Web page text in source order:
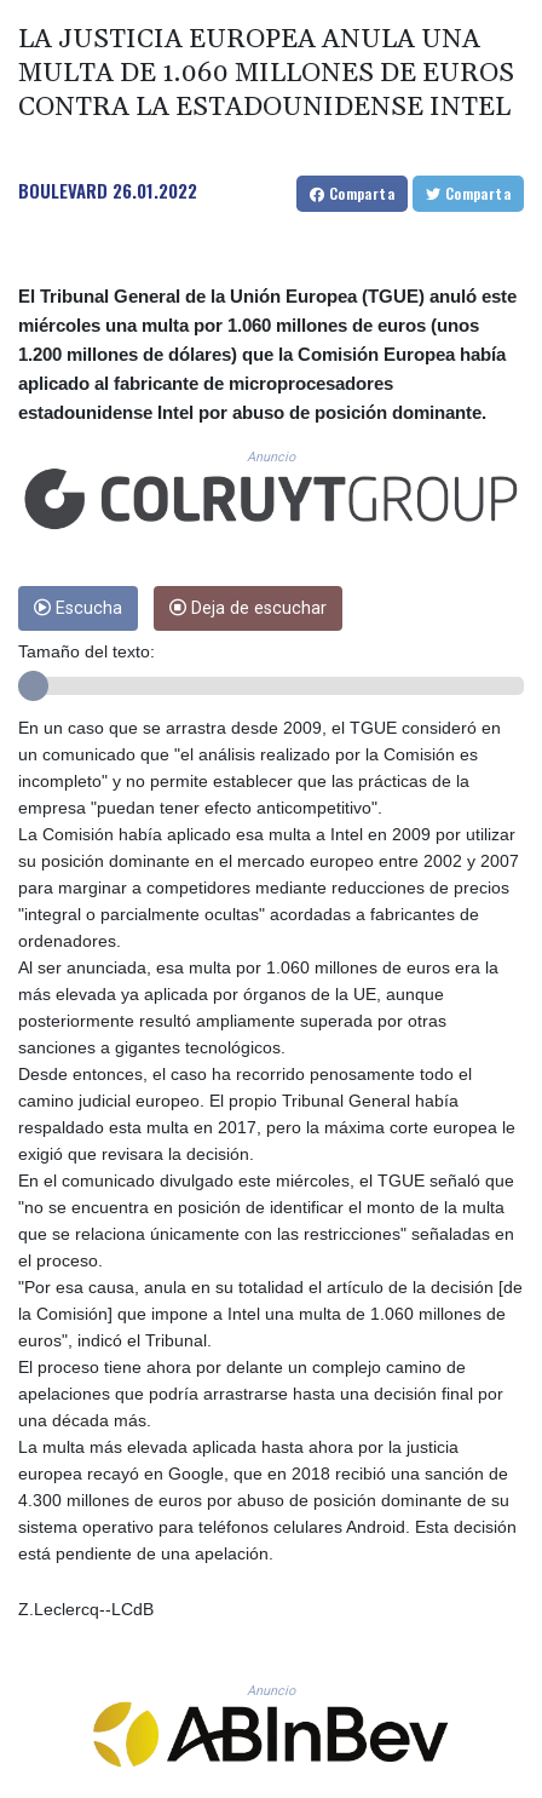
CLP 1055.440971
CNY 7.777463
CNH 7.774433
COP 3641.932253
CUC 1.152379
CUP 30.538041
DKK 7.475499
DOP 67.275332
DZD 153.346558
EGP 57.370946
ERN 17.285684
FJD 2.551309
FKP 0.856496
GBP 0.85733
GHS 13.570757
GIP 0.856496
GNF 10139.201975
GYD 241.539903
HKD 9.040442
HNL 30.944652
HRK 7.534482
HTG 150.95029
HUF 366.519917
IDR 20604.535143
ILS 3.465739
INR 109.762882
IQD 1512.462949
IRR
1584348.162378
ISK 142.411184
JEP 0.856496
JMD 183.008911
JPY 182.503455
KES 149.119782
KGS 100.775889
KMF 492.065825
KRW 1633.531568
KYD 0.962162
KZT 541.02372
LBP
103388.630514
LKR 387.81603
LRD 208.397567
LSL 18.831591
MDL 20.088564
MGA 4963.869122
MKD 61.548176
LA JUSTICIA EUROPEA ANULA UNA
MULTA DE 1.060 MILLONES DE EUROS
CONTRA LA ESTADOUNIDENSE INTEL
BOULEVARD 26.01.2022 Comparta Comparta
El Tribunal General de la Unión Europea (TGUE) anuló este
miércoles una multa por 1.060 millones de euros (unos
1.200 millones de dólares) que la Comisión Europea había
aplicado al fabricante de microprocesadores
estadounidense Intel por abuso de posición dominante.
Anuncio
Escucha Deja de escuchar
Tamaño del texto:
En un caso que se arrastra desde 2009, el TGUE consideró en
un comunicado que "el análisis realizado por la Comisión es
incompleto" y no permite establecer que las prácticas de la
empresa "puedan tener efecto anticompetitivo".
La Comisión había aplicado esa multa a Intel en 2009 por utilizar
su posición dominante en el mercado europeo entre 2002 y 2007
para marginar a competidores mediante reducciones de precios
"integral o parcialmente ocultas" acordadas a fabricantes de
ordenadores.
Al ser anunciada, esa multa por 1.060 millones de euros era la
más elevada ya aplicada por órganos de la UE, aunque
posteriormente resultó ampliamente superada por otras
sanciones a gigantes tecnológicos.
Desde entonces, el caso ha recorrido penosamente todo el
camino judicial europeo. El propio Tribunal General había
respaldado esta multa en 2017, pero la máxima corte europea le
exigió que revisara la decisión.
En el comunicado divulgado este miércoles, el TGUE señaló que
"no se encuentra en posición de identificar el monto de la multa
que se relaciona únicamente con las restricciones" señaladas en
el proceso.
"Por esa causa, anula en su totalidad el artículo de la decisión [de
la Comisión] que impone a Intel una multa de 1.060 millones de
euros", indicó el Tribunal.
El proceso tiene ahora por delante un complejo camino de
apelaciones que podría arrastrarse hasta una decisión final por
una década más.
La multa más elevada aplicada hasta ahora por la justicia
europea recayó en Google, que en 2018 recibió una sanción de
4.300 millones de euros por abuso de posición dominante de su
sistema operativo para teléfonos celulares Android. Esta decisión
está pendiente de una apelación.
Z.Leclercq--LCdB
Anuncio